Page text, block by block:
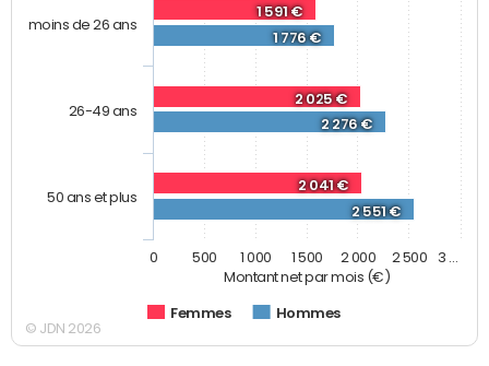
Montant net par mois (€)
1 591 €
2 025 €
2 041 €
1 776 €
2 276 €
2 551 €
Femmes Hommes
moins de 26 ans
26-49 ans
50 ans et plus
0 500 1 000 1 500 2 000 2 500 3 …
© JDN 2026